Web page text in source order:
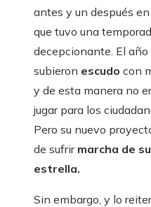
antes y un después en
que tuvo una
decepcionante. El año
subieron escudo con
y de esta manera no
jugar para los
Pero su nuevo
de sufrirmarcha de
estrella.
Sin embargo, y lo